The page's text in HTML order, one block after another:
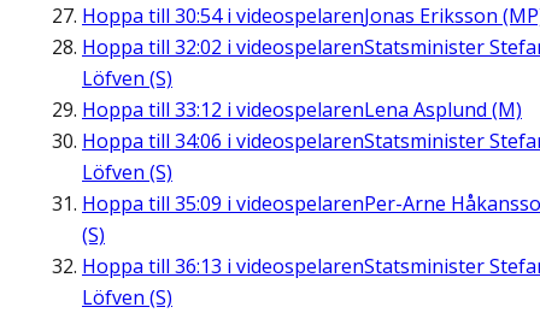
Hoppa till 30:54i videospelarenJonas Eriksson
Hoppa till 32:02 i videospelarenStatsminister
Löfven (S)
Hoppa till 33:12 i videospelarenLena Asplund (M)
Hoppa till 34:06 i videospelarenStatsminister
Löfven (S)
Hoppa till 35:09 i videospelarenPer-Arne
(S)
Hoppa till 36:13 i videospelarenStatsminister
Löfven (S)